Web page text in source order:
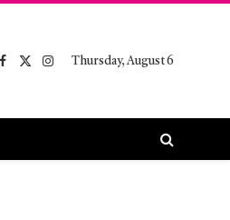
Facebook
X
Instagram
Thursday, August 6